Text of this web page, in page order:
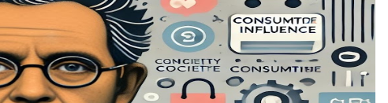
Moore
Mulla Sadra